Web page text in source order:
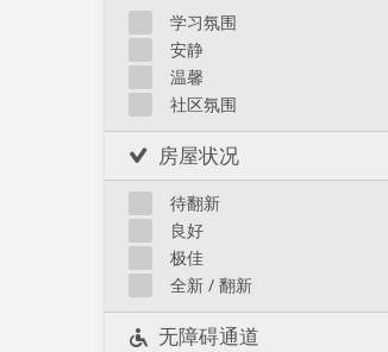
Walhain
Wavre
其他
学习氛围
安静
温馨
社区氛围
房屋状况
待翻新
良好
极佳
全新 / 翻新
无障碍通道